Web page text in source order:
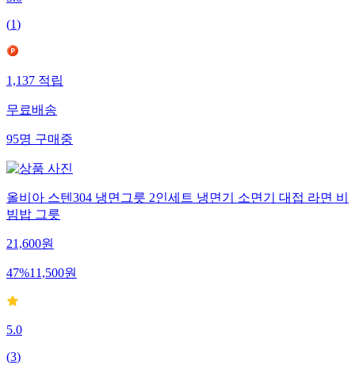
(1)
1,137적립
무료배송
95명구매중
올비아 스텐304 냉면그릇 2인세트 냉면기 소면기 대접 라면 비
빔밥 그릇
21,600원
47%11,500원
5.0
(3)